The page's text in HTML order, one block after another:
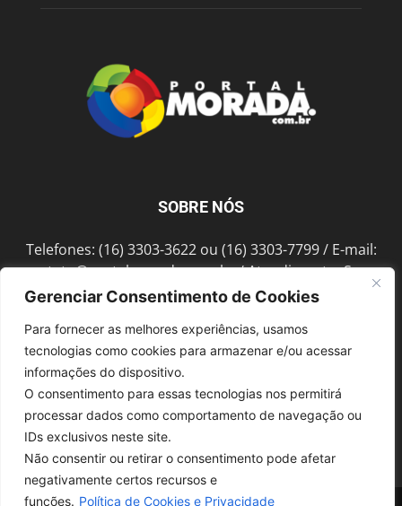
Gerenciar Consentimento de Cookies
Para fornecer as melhores experiências, usamos
tecnologias como cookies para armazenar e/ou acessar
informações do dispositivo.
O consentimento para essas tecnologias nos permitirá
processar dados como comportamento de navegação ou
IDs exclusivos neste site.
Não consentir ou retirar o consentimento pode afetar
negativamente certos recursos e
funções. Política de Cookies e Privacidade
SOBRE NÓS
Telefones: (16) 3303-3622 ou (16) 3303-7799 / E-mail:
contato@portalmorada.com.br/ Atendimento: Seg a
Sex das 8h às 18h / Endereço: Av. Bento de Abreu, 889
SIGA-NOS